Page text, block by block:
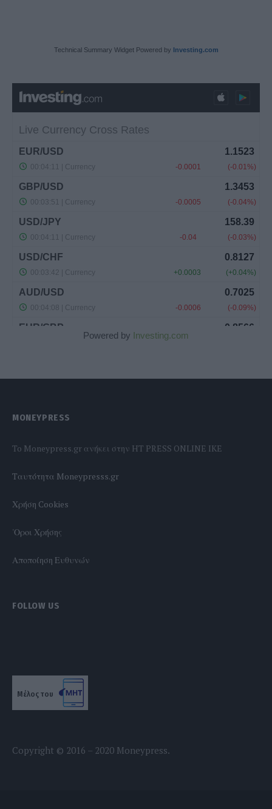
Technical Summary Widget Powered by Investing.com
Powered by Investing.com
MONEYPRESS
To Moneypress.gr ανήκει στην HT PRESS ONLINE IKE
Tαυτότητα Moneypresss.gr
Χρήση Cookies
'Οροι Χρήσης
Αποποίηση Ευθυνών
FOLLOW US
Μέλος του
Copyright © 2016 – 2020 Moneypress.